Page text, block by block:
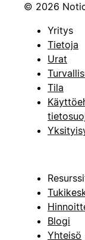
© 2026
Yritys
Tietoja
Urat
Tila
Blogi
Yhteisö